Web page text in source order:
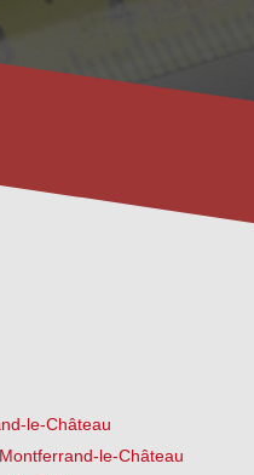
le-Château
le-Château